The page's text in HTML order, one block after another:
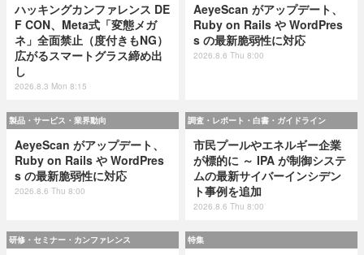
ハッキングカンファレンス DE
F CON、Meta式「変態メガ
ネ」全面禁止（度付きもNG）
広がるスマートグラス締め出
し
2026.8.3 Mon 8:15
AeyeScan がアップデート、
Ruby on Rails や WordPres
s の最新脆弱性に対応
2026.8.6 Thu 8:00
製品・サービス・業界動向
AeyeScan がアップデート、
Ruby on Rails や WordPres
s の最新脆弱性に対応
2026.8.6 Thu 8:00
調査・レポート・白書・ガイドライン
市民プールやエネルギー企業
が標的に ～ IPA が制御システ
ムの最新サイバーインシデン
ト事例を追加
2026.8.6 Thu 8:00
研修・セミナー・カンファレンス 特集